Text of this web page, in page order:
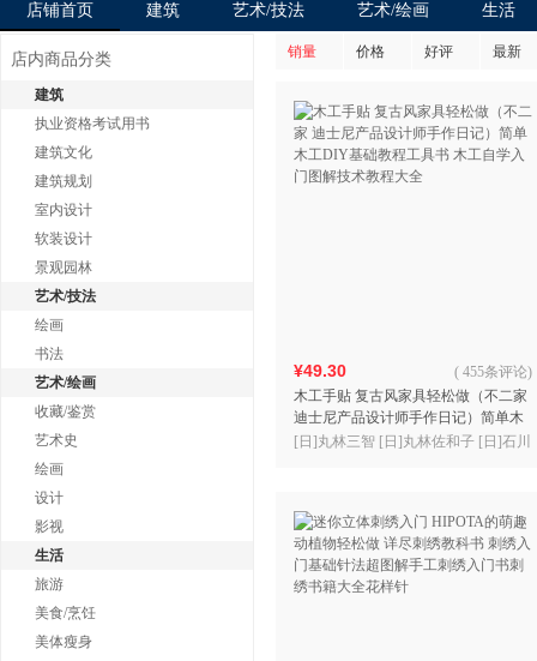
店铺首页 建筑 艺术/技法 艺术/绘画 生活
店内商品分类
建筑
执业资格考试用书
建筑文化
建筑规划
室内设计
软装设计
景观园林
艺术/技法
绘画
书法
艺术/绘画
收藏/鉴赏
艺术史
绘画
设计
影视
生活
旅游
美食/烹饪
美体瘦身
销量 价格 好评 最新
¥49.30
木工手贴 复古风家具轻松做（不二家
迪士尼产品设计师手作日记）简单木
工DIY基础教程工具书 木工自学入门
( 455条评论)
[日]丸林三智 [日]丸林佐和子 [日]石川
浪
打